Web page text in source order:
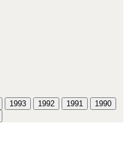
1993 1992 1991
1990